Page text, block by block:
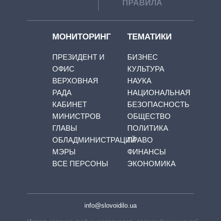
ПРАВИЛА
МОНИТОРИНГ
ПРЕЗИДЕНТ И
ОФИС
ВЕРХОВНАЯ
РАДА
КАБИНЕТ
МИНИСТРОВ
ГЛАВЫ
ОБЛАДМИНИСТРАЦИЙ
МЭРЫ
ВСЕ ПЕРСОНЫ
ТЕМАТИКИ
БИЗНЕС
КУЛЬТУРА
НАУКА
НАЦИОНАЛЬНАЯ
БЕЗОПАСНОСТЬ
ОБЩЕСТВО
ПОЛИТИКА
ПРАВО
ФИНАНСЫ
ЭКОНОМИКА
info@slovoidilo.ua